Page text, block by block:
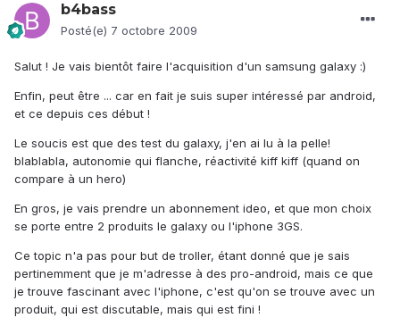
b4bass
Posté(e) 7 octobre 2009
Salut ! Je vais bientôt faire l'acquisition d'un samsung galaxy :)
Enfin, peut être ... car en fait je suis super intéressé par android,
et ce depuis ces début !
Le soucis est que des test du galaxy, j'en ai lu à la pelle!
blablabla, autonomie qui flanche, réactivité kiff kiff (quand on
compare à un hero)
En gros, je vais prendre un abonnement ideo, et que mon choix
se porte entre 2 produits le galaxy ou l'iphone 3GS.
Ce topic n'a pas pour but de troller, étant donné que je sais
pertinemment que je m'adresse à des pro-android, mais ce que
je trouve fascinant avec l'iphone, c'est qu'on se trouve avec un
produit, qui est discutable, mais qui est fini !